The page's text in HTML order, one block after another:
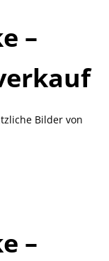
–
Bilder von
–